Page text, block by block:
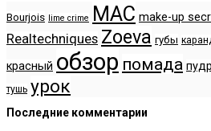
Bourjois lime crime MAC make-up
Realtechniques Zoeva губы
красный обзор помада
тушь урок
Последние комментарии